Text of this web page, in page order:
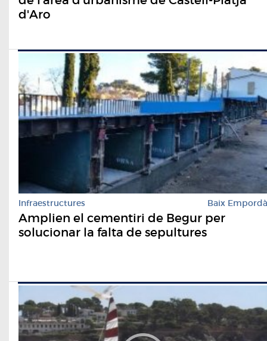
d'Aro
Infraestructures Baix Empordà
Amplien el cementiri de Begur per
solucionar la falta de sepultures